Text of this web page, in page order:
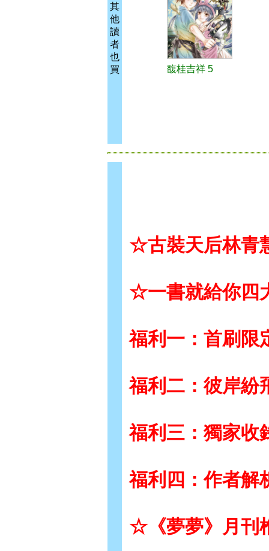
其
他
讀
者
也
買
馥桂吉祥 5
☆古裝天后林青
☆一書就給你四
福利一：首刷限
福利二：彼岸紛
福利三：獨家收
福利四：作者解
☆《夢夢》月刊